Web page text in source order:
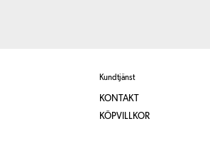
Kundtjänst
KONTAKT
KÖPVILLKOR